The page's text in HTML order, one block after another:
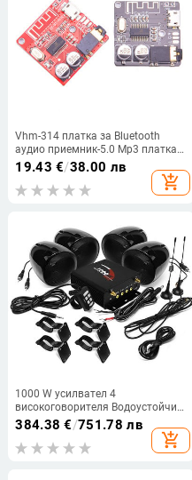
Vhm-314 платка за Bluetooth
аудио приемник-5.0 Mp3 платка
за декодер без загуби Комплекти
Направи си сам
19.43 €/38.00 лв
add_shopping_cart
1000 W усилвател 4
високоговорителя Водоустойчив
мотоциклет Аудио ATV UTV
Лодка Bluetooth Стерео система с
FM радио, USB, AUX, SD карта Mp3
384.38 €/751.78 лв
add_shopping_cart